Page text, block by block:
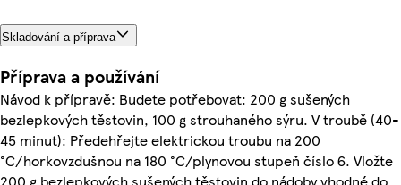
Skladování a příprava
Příprava a používání
Návod k přípravě: Budete potřebovat: 200 g sušených
bezlepkových těstovin, 100 g strouhaného sýru. V troubě (40-
45 minut): Předehřejte elektrickou troubu na 200
°C/horkovzdušnou na 180 °C/plynovou stupeň číslo 6. Vložte